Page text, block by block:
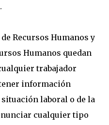
Recursos Humanos y
Humanos quedan
trabajador
información
laboral o de la
cualquier tipo